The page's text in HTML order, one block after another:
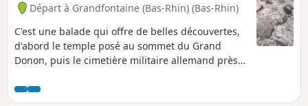
Départ à Grandfontaine (Bas-Rhin) (Bas-Rhin)
C'est une balade qui offre de belles découvertes,
d'abord le temple posé au sommet du Grand
Donon, puis le cimetière militaire allemand près
Petit Donon qui offre une belle vue.